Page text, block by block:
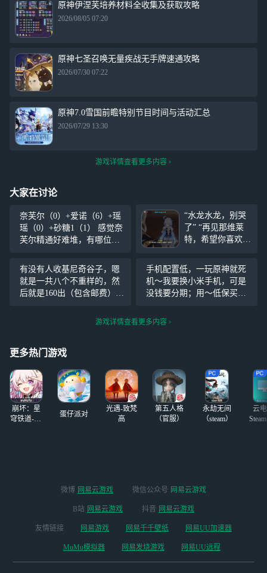
原神伊涅芙培养材料全收集及获取攻略
2026/08/05 07:20
原神七圣召唤无量疾战无手牌速通攻略
2026/07/30 07:22
原神7.0雪国前瞻特别节目时间与活动汇总
2026/07/29 13:30
游戏详情查看更多内容
大家在讨论
奈芙尔（0）+爱诺（6）+瑶
瑶（0）+砂糖1（1） 感觉奈
芙尔精通好难堆，有哪位大
议或说下对单对群的输出手
法吗？ 非常感谢！
“水龙水龙，别哭
了” “再见那维莱
特，希望你喜欢这
戏份。” 罪人舞步
旋……宣布无人罪
……
有没有人收基尼奇谷子，嗯
就是一共八个不重样的，然
后就是160出（包含邮费），
要的老师直接留一下自己的
评论。所以直接留联系方
手机配置低，一玩原神就死
机～我要换小米手机，可是
没钱要分期；用～低保买手
农～批攻击，网恋女友和我
游戏详情查看更多内容
更多热门游戏
崩坏：星
穹铁道-4.4
蛋仔派对
光遇-致梵
高
第五人格
（官服）
永劫无间
（steam）
云
微博 网易云游戏 微信公众号 网易云游戏
B站 网易云游戏 抖音 网易云游戏
友情链接 网易游戏 网易千千壁纸 网易UU加速器
MuMu模拟器 网易发烧游戏 网易UU远程